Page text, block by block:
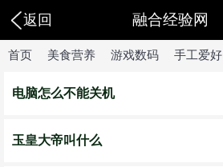
返回 融合经验网
首页 美食营养 游戏数码 手工爱好
电脑怎么不能关机
玉皇大帝叫什么